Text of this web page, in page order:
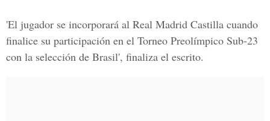
'El jugador se incorporará al Real Madrid Castilla cuando
finalice su participación en el Torneo Preolímpico Sub-23
con la selección de Brasil', finaliza el escrito.